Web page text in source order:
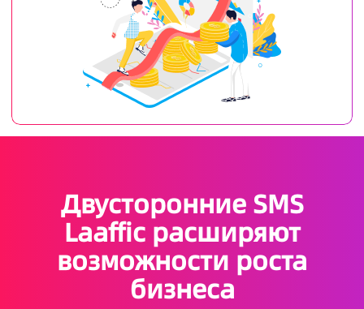
Двусторонние SMS
Laaffic расширяют
возможности роста
бизнеса